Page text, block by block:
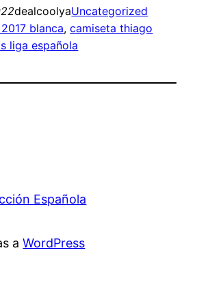
dealcoolyaUncategorized
blanca, camiseta thiago
liga española
Española
aWordPress